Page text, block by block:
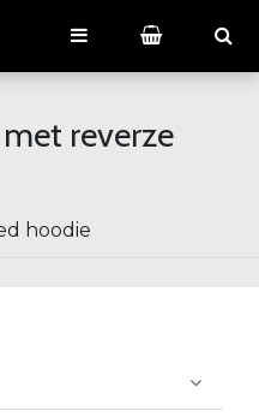
reverze
hoodie